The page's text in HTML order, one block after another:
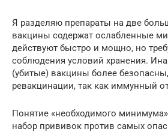
Я разделяю препараты на две
вакцины содержат ослабленные
действуют быстро и мощно, но
соблюдения условий хранения.
(убитые) вакцины более
ревакцинации, так как иммунный
Понятие «необходимого
набор прививок против самых